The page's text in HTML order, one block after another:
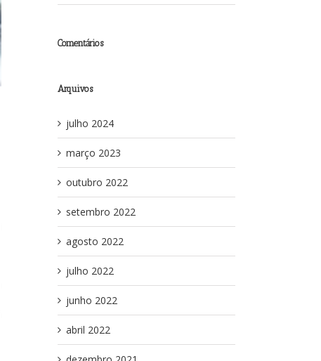
Comentários
Arquivos
julho 2024
março 2023
outubro 2022
setembro 2022
agosto 2022
julho 2022
junho 2022
abril 2022